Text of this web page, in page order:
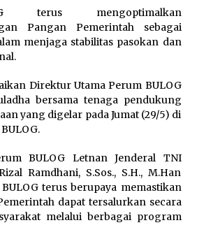
Malut Apresiasi
Layanan Hukum
Kakanwil: Pencatatan Hak
Agustus 2026
Malut Semarakkan HUT
Fun Walk di Ternate
Agustus 2026
terus mengoptimalkan
Pangan Pemerintah sebagai
menjaga stabilitas pasokan dan
Direktur Utama Perum BULOG
bersama tenaga pendukung
yang digelar pada Jumat (29/5) di
BULOG Letnan Jenderal TNI
Ramdhani, S.Sos., S.H., M.Han
terus berupaya memastikan
dapat tersalurkan secara
melalui berbagai program